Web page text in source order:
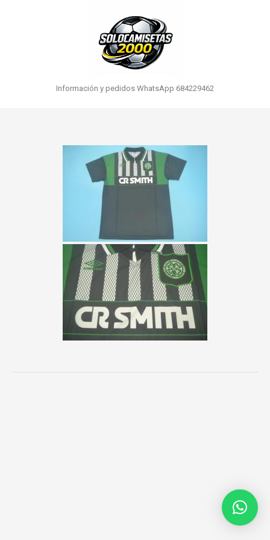
Información y pedidos WhatsApp 684229462